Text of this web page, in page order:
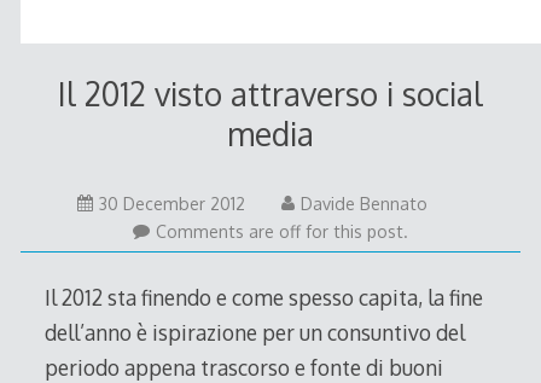
Il 2012 visto attraverso i social
media
30 December 201230
December
2012
Davide Bennato
Comments are off for this post.
Il 2012 sta finendo e come spesso capita, la fine
dell’anno è ispirazione per un consuntivo del
periodo appena trascorso e fonte di buoni